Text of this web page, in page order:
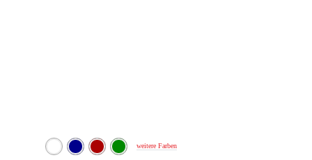
weitere Farben